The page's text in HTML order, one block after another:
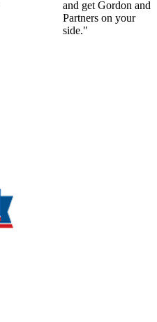
and get Gordon and
Partners on your
side."